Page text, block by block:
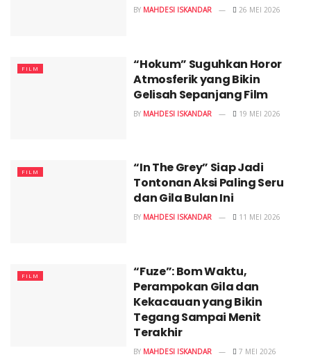
BY MAHDESI ISKANDAR 26 MEI 2026
FILM
“Hokum” Suguhkan Horor
Atmosferik yang Bikin
Gelisah Sepanjang Film
BY MAHDESI ISKANDAR 19 MEI 2026
FILM
“In The Grey” Siap Jadi
Tontonan Aksi Paling Seru
dan Gila Bulan Ini
BY MAHDESI ISKANDAR 11 MEI 2026
FILM
“Fuze”: Bom Waktu,
Perampokan Gila dan
Kekacauan yang Bikin
Tegang Sampai Menit
Terakhir
BY MAHDESI ISKANDAR 7 MEI 2026